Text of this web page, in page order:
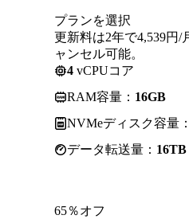
プランを選択
更新料は2年で4,539円/
ャンセル可能。
4 vCPUコア
RAM容量： 16GB
NVMeディスク容量：
データ転送量： 16TB
65％オフ